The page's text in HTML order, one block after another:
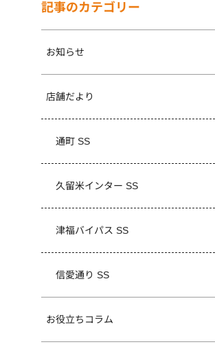
記事のカテゴリー
お知らせ
店舗だより
通町 SS
久留米インター SS
津福バイパス SS
信愛通り SS
お役立ちコラム